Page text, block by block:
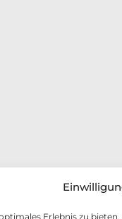
Erlebnis zu